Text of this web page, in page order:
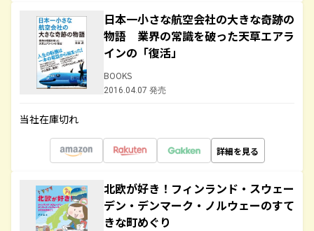
日本一小さな航空会社の大きな奇跡の
物語 業界の常識を破った天草エアラ
インの「復活」
BOOKS
2016.04.07 発売
当社在庫切れ
詳細を見る
北欧が好き！フィンランド・スウェー
デン・デンマーク・ノルウェーのすて
きな町めぐり